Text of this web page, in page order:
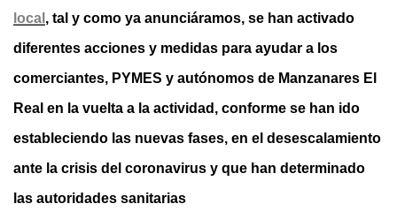
local , tal y como ya anunciáramos, se han activado
diferentes acciones y medidas para ayudar a los
comerciantes, PYMES y autónomos de Manzanares El
Real en la vuelta a la actividad, conforme se han ido
estableciendo las nuevas fases, en el desescalamiento
ante la crisis del coronavirus y que han determinado
las autoridades sanitarias